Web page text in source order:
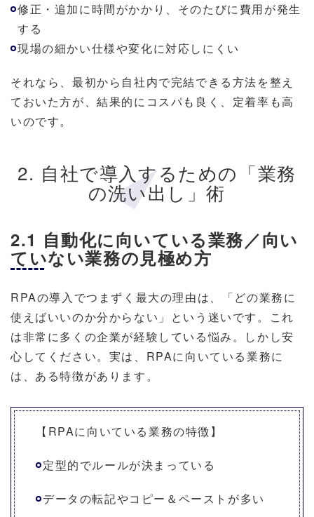
修正・追加に時間がかかり、そのたびに費用が発生
する
現場の細かい仕様や変化に対応しにくい
それなら、最初から自社内で完結できる方法を整え
ておいた方が、結果的にコスパも良く、定着率も高
いのです。
2. 自社で導入するための「業務
の洗い出し」術
2.1 自動化に向いている業務／向い
ていない業務の見極め方
RPAの導入でつまずく最大の理由は、「どの業務に
使えばいいのか分からない」という迷いです。これ
は非常に多くの企業が経験している悩み。しかし安
心してください。実は、RPAに向いている業務に
は、ある特徴があります。
【RPAに向いている業務の特徴】
定型的でルールが決まっている
データの転記やコピー＆ペーストが多い